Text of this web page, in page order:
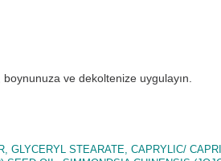
ve dekoltenize uygulayın.
STEARATE, CAPRYLIC/